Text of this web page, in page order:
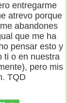
entregarme
atrevo porque
abandones
que me ha
pensar esto y
ti o en nuestra
pero mis
TQD